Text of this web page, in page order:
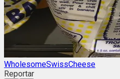
WholesomeSwissCheese
Reportar